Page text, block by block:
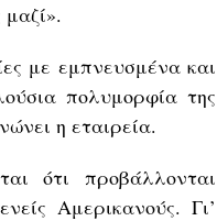
με εμπνευσμένα και
πολυμορφία της
η εταιρεία.
ότι προβάλλονται
Αμερικανούς. Γι’